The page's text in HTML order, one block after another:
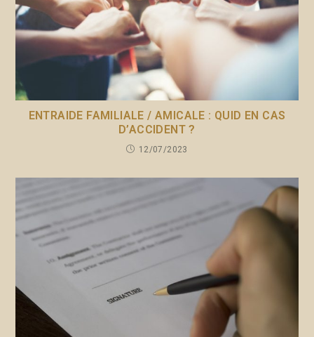
ENTRAIDE FAMILIALE / AMICALE : QUID EN CAS
D’ACCIDENT ?
12/07/2023